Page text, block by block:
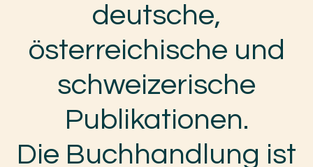
deutsche,
österreichische und
schweizerische
Publikationen.
Die Buchhandlung ist